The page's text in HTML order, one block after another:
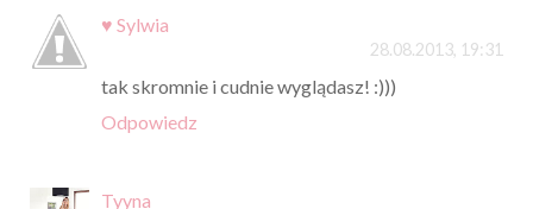
♥ Sylwia
28.08.2013, 19:31
tak skromnie i cudnie wyglądasz! :)))
Odpowiedz
Tyyna